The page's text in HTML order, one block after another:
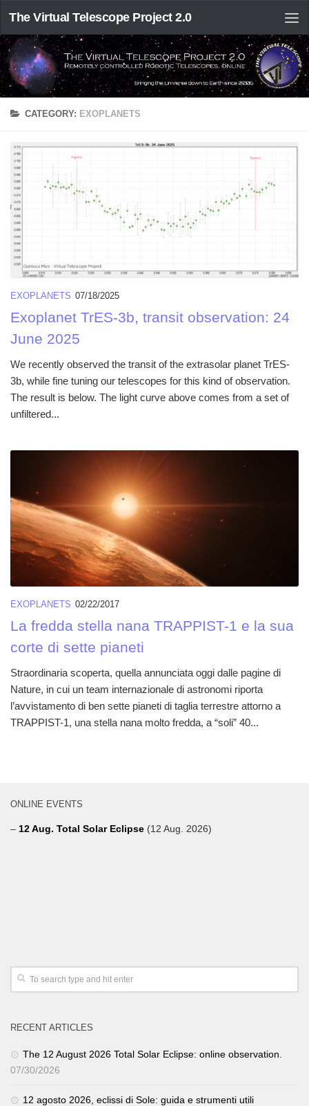
The Virtual Telescope Project 2.0
CATEGORY: EXOPLANETS
EXOPLANETS 07/18/2025
Exoplanet TrES-3b, transit observation: 24
June 2025
We recently observed the transit of the extrasolar planet TrES-
3b, while fine tuning our telescopes for this kind of observation.
The result is below. The light curve above comes from a set of
unfiltered...
EXOPLANETS 02/22/2017
La fredda stella nana TRAPPIST-1 e la sua
corte di sette pianeti
Straordinaria scoperta, quella annunciata oggi dalle pagine di
Nature, in cui un team internazionale di astronomi riporta
l’avvistamento di ben sette pianeti di taglia terrestre attorno a
TRAPPIST-1, una stella nana molto fredda, a “soli” 40...
ONLINE EVENTS
– 12 Aug. Total Solar Eclipse (12 Aug. 2026)
RECENT ARTICLES
The 12 August 2026 Total Solar Eclipse: online observation.
07/30/2026
12 agosto 2026, eclissi di Sole: guida e strumenti utili